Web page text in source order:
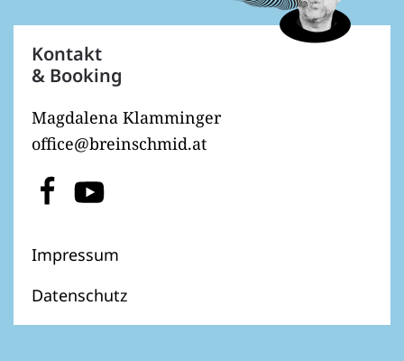
Kontakt
& Booking
Magdalena Klamminger
office@breinschmid.at
Impressum
Datenschutz